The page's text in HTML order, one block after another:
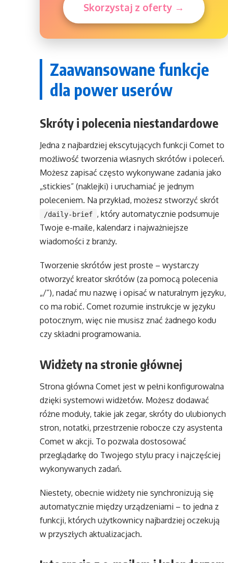
Skorzystaj z oferty →
Zaawansowane funkcje
dla power userów
Skróty i polecenia niestandardowe
Jedna z najbardziej ekscytujących funkcji Comet to
możliwość tworzenia własnych skrótów i poleceń.
Możesz zapisać często wykonywane zadania jako
„stickies” (naklejki) i uruchamiać je jednym
poleceniem. Na przykład, możesz stworzyć skrót
/daily-brief , który automatycznie podsumuje
Twoje e-maile, kalendarz i najważniejsze
wiadomości z branży.
Tworzenie skrótów jest proste – wystarczy
otworzyć kreator skrótów (za pomocą polecenia
„/”), nadać mu nazwę i opisać w naturalnym języku,
co ma robić. Comet rozumie instrukcje w języku
potocznym, więc nie musisz znać żadnego kodu
czy składni programowania.
Widżety na stronie głównej
Strona główna Comet jest w pełni konfigurowalna
dzięki systemowi widżetów. Możesz dodawać
różne moduły, takie jak zegar, skróty do ulubionych
stron, notatki, przestrzenie robocze czy asystenta
Comet w akcji. To pozwala dostosować
przeglądarkę do Twojego stylu pracy i najczęściej
wykonywanych zadań.
Niestety, obecnie widżety nie synchronizują się
automatycznie między urządzeniami – to jedna z
funkcji, których użytkownicy najbardziej oczekują
w przyszłych aktualizacjach.